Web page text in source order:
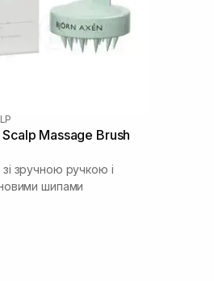
Massage Brush
зручною ручкою і
шипами